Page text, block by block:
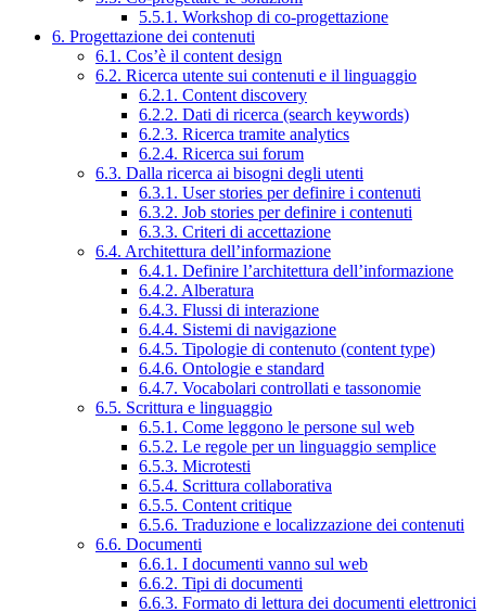
5.5.1. Workshop di co-progettazione
6. Progettazione dei contenuti
6.1. Cos’è il content design
6.2. Ricerca utente sui contenuti e il linguaggio
6.2.1. Content discovery
6.2.2. Dati di ricerca (search keywords)
6.2.3. Ricerca tramite analytics
6.2.4. Ricerca sui forum
6.3. Dalla ricerca ai bisogni degli utenti
6.3.1. User stories per definire i contenuti
6.3.2. Job stories per definire i contenuti
6.3.3. Criteri di accettazione
6.4. Architettura dell’informazione
6.4.1. Definire l’architettura dell’informazione
6.4.2. Alberatura
6.4.3. Flussi di interazione
6.4.4. Sistemi di navigazione
6.4.5. Tipologie di contenuto (content type)
6.4.6. Ontologie e standard
6.4.7. Vocabolari controllati e tassonomie
6.5. Scrittura e linguaggio
6.5.1. Come leggono le persone sul web
6.5.2. Le regole per un linguaggio semplice
6.5.3. Microtesti
6.5.4. Scrittura collaborativa
6.5.5. Content critique
6.5.6. Traduzione e localizzazione dei contenuti
6.6. Documenti
6.6.1. I documenti vanno sul web
6.6.2. Tipi di documenti
6.6.3. Formato di lettura dei documenti elettronici